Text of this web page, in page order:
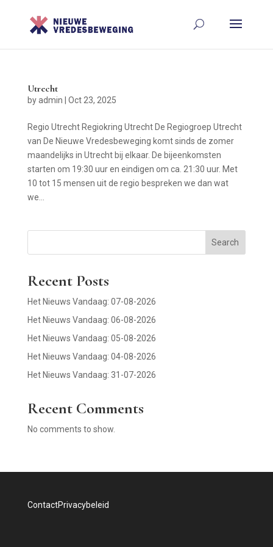
Utrecht
byadmin Oct 23, 2025
Regio Utrecht Regiokring Utrecht De Regiogroep Utrecht
van De Nieuwe Vredesbeweging komt sinds de zomer
maandelijks in Utrecht bij elkaar. De bijeenkomsten
starten om 19:30 uur en eindigen om ca. 21:30 uur. Met
10 tot 15 mensen uit de regio bespreken we dan wat
we...
Search
Recent Posts
Het Nieuws Vandaag: 07-08-2026
Het Nieuws Vandaag: 06-08-2026
Het Nieuws Vandaag: 05-08-2026
Het Nieuws Vandaag: 04-08-2026
Het Nieuws Vandaag: 31-07-2026
Recent Comments
No comments to show.
ContactPrivacybeleid